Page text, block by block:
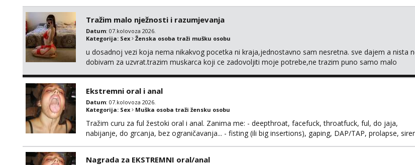
Tražim malo nježnosti i razumjevanja
Datum: 07.kolovoza 2026.
Kategorija: Sex Ženska osoba traži mušku osobu
u dosadnoj vezi koja nema nikakvog pocetka ni kraja,jednostavno sam nesretna. sve dajem a nista
dobivam za uzvrat.trazim muskarca koji ce zadovoljiti moje potrebe,ne trazim puno samo malo
Ekstremni oral i anal
Datum: 07.kolovoza 2026.
Kategorija: Sex Muška osoba traži žensku osobu
Tražim curu za ful žestoki oral i anal. Zanima me: - deepthroat, facefuck, throatfuck, ful, do jaja,
nabijanje, do grcanja, bez ograničavanja... - fisting (ili big insertions), gaping, DAP/TAP, prolapse,
Nagrada za EKSTREMNI oral/anal